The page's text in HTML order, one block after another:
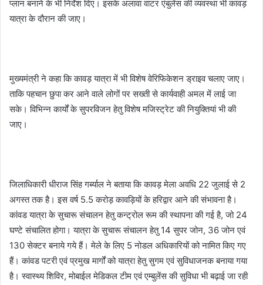
प्लान बनाने के भी निर्देश दिए। इसके अलावा वाटर एंबुलेंस की व्यवस्था भी कावड़
यात्रा के दौरान की जाए।
मुख्यमंत्री ने कहा कि कावड़ यात्रा में भी विशेष वेरिफिकेशन ड्राइव चलाए जाए।
ताकि पहचान छुपा कर आने वाले लोगों पर सख्ती से कार्यवाही अमल में लाई जा
सके। विभिन्न कार्यों के सुपरविजन हेतु विशेष मजिस्ट्रेट की नियुक्तियां भी की
जाए।
जिलाधिकारी धीराज सिंह गर्ब्याल ने बताया कि कावड़ मेला अवधि 22 जुलाई से 2
अगस्त तक है। इस वर्ष 5.5 करोड़ कावड़ियों के हरिद्वार आने की संभावना है।
कांवड यात्रा के सुचारू संचालन हेतु कन्ट्रोल रूम की स्थापना की गई है, जो 24
घण्टे संचालित होगा। यात्रा के सुचारू संचालन हेतु 14 सुपर जोन, 36 जोन एवं
130 सेक्टर बनाये गये हैं। मेले के लिए 5 नोडल अधिकारियों को नामित किए गए
हैं। कांवड पटरी एवं प्रमुख मार्गों को यात्रा हेतु सुगम एवं सुविधाजनक बनाया गया
है। स्वास्थ्य शिविर, मोबाईल मेडिकल टीम एवं एम्बुलेंस की सुविधा भी बढ़ाई जा रही